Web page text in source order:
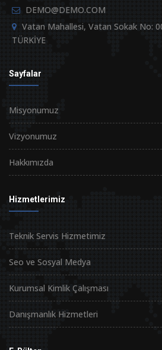
DEMO@DEMO.COM
Vatan Mahallesi, Vatan Sokak No:
TÜRKİYE
Sayfalar
Misyonumuz
Vizyonumuz
Hakkımızda
Hizmetlerimiz
Teknik Servis Hizmetimiz
Seo ve Sosyal Medya
Kurumsal Kimlik Çalışması
Danışmanlık Hizmetleri